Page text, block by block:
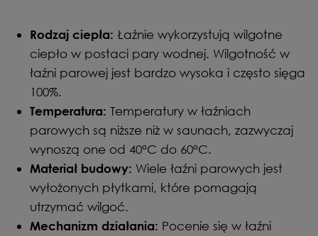
Rodzaj ciepła: Łaźnie wykorzystują wilgotne
ciepło w postaci pary wodnej. Wilgotność w
łaźni parowej jest bardzo wysoka i często sięga
100%.
Temperatura: Temperatury w łaźniach
parowych są niższe niż w saunach, zazwyczaj
wynoszą one od 40°C do 60°C.
Materiał budowy: Wiele łaźni parowych jest
wyłożonych płytkami, które pomagają
utrzymać wilgoć.
Mechanizm działania: Pocenie się w łaźni